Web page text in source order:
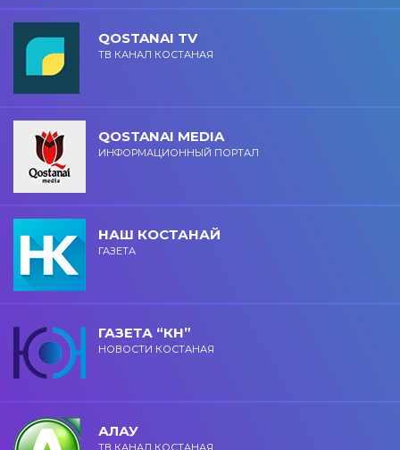
QOSTANAI TV
ТВ КАНАЛ КОСТАНАЯ
QOSTANAI MEDIA
ИНФОРМАЦИОННЫЙ ПОРТАЛ
НАШ КОСТАНАЙ
ГАЗЕТА
ГАЗЕТА “КН”
НОВОСТИ КОСТАНАЯ
АЛАУ
ТВ КАНАЛ КОСТАНАЯ